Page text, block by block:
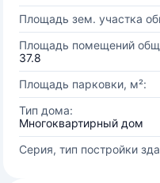
Площадь зем. участка
Площадь помещений
37.8
Площадь парковки, м²:
Тип дома:
Многоквартирный дом
Серия, тип постройки